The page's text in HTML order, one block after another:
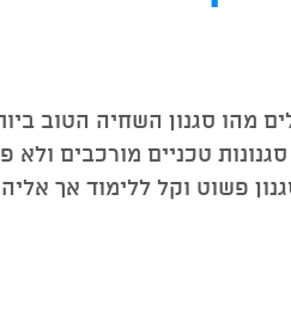
מהו סגנון השחיה הטוב
טכניים מורכבים
פשוט וקל ללימוד אך